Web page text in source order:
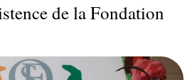
de la Fondation